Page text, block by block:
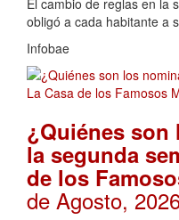
El cambio de reglas en la
obligó a cada habitante a
Infobae
¿Quiénes
la segunda
de los
de Agosto,